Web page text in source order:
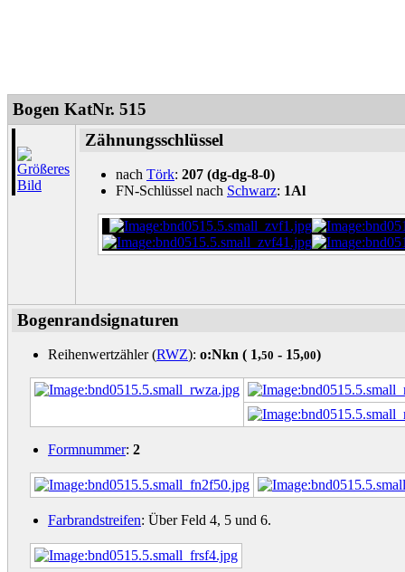
Bogen KatNr. 515
Zähnungsschlüssel
nach Törk: 207 (dg-dg-8-0)
FN-Schlüssel nach Schwarz: 1Al
Bogenrandsignaturen
Reihenwertzähler (RWZ): o:Nkn ( 1,50 - 15,00)
Formnummer: 2
Farbrandstreifen: Über Feld 4, 5 und 6.